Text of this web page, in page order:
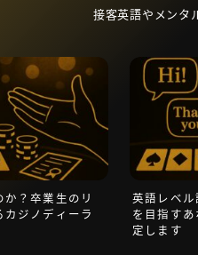
接客英語やメンタ
？卒業生のリ
カジノディーラ
英語レベル
を目指すあ
定します